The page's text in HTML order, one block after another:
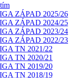
ZÁPAD 2025/26
ZÁPAD 2024/25
ZÁPAD 2023/24
ZÁPAD 2022/23
TN 2021/22
TN 2020/21
TN 2019/20
TN 2018/19